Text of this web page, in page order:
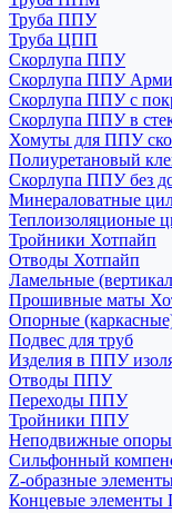
Труба ППУ
Труба ЦПП
Скорлупа ППУ
Скорлупа ППУ
Скорлупа ППУ с
Скорлупа ППУ в
Хомуты для ППУ
Полиуретановый
Скорлупа ППУ без
Минераловатные
Теплоизоляционые
Тройники Хотпайп
Отводы Хотпайп
Ламельные
Прошивные маты
Опорные
Подвес для труб
Изделия в ППУ
Отводы ППУ
Переходы ППУ
Тройники ППУ
Неподвижные
Cильфонный
Z-образные
Концевые